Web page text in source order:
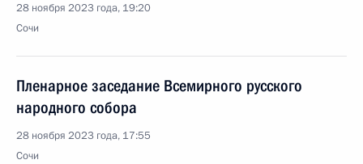
28 ноября 2023 года, 19:20
Сочи
Пленарное заседание Всемирного русского
народного собора
28 ноября 2023 года, 17:55
Сочи